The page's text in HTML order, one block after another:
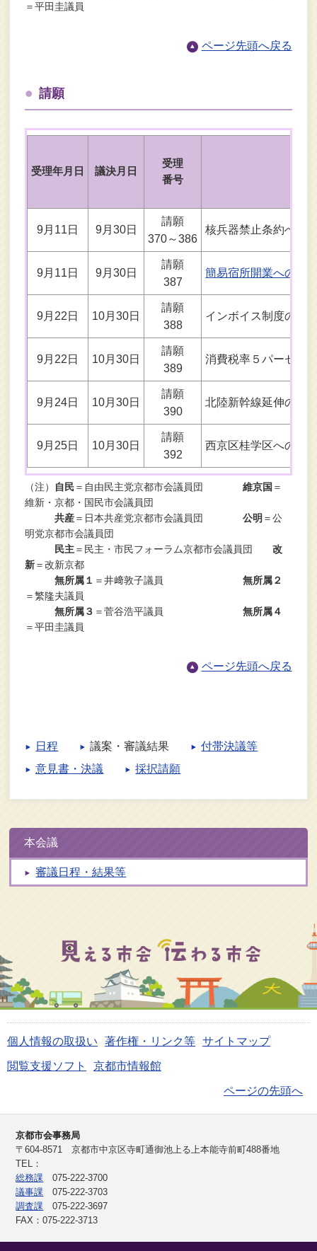
＝平田圭議員
ページ先頭へ戻る
請願
受理年月日 議決月日
受理
番号
9月11日 9月30日
請願
370～386
核兵器禁止条約への
9月11日 9月30日
請願
387
簡易宿所開業への指
9月22日 10月30日
請願
388
インボイス制度の廃
9月22日 10月30日
請願
389
消費税率５パーセン
9月24日 10月30日
請願
390
北陸新幹線延伸の反
9月25日 10月30日
請願
392
西京区桂学区への街
（注） 自民＝自由民主党京都市会議員団維京国 ＝
維新・京都・国民市会議員団
共産＝日本共産党京都市会議員団公明 ＝公
明党京都市会議員団
民主＝民主・市民フォーラム京都市会議員団改
新＝改新京都
無所属１ ＝井﨑敦子議員無所属２
＝繁隆夫議員
無所属３ ＝菅谷浩平議員無所属４
＝平田圭議員
ページ先頭へ戻る
日程 議案・審議結果
付帯決議等
意見書・決議
採択請願
本会議
審議日程・結果等
個人情報の取扱い 著作権・リンク等 サイトマップ
閲覧支援ソフト 京都市情報館
ページの先頭へ
京都市会事務局
〒604-8571 京都市中京区寺町通御池上る上本能寺前町488番地
TEL：
総務課 075-222-3700
議事課 075-222-3703
調査課 075-222-3697
FAX：075-222-3713